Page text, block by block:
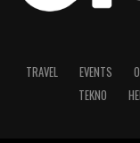
TRAVEL EVENTS
TEKNO